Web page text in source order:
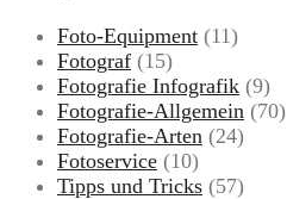
Foto-Equipment (11)
Fotograf (15)
Fotografie Infografik (9)
Fotografie-Allgemein (70)
Fotografie-Arten (24)
Fotoservice (10)
Tipps und Tricks (57)